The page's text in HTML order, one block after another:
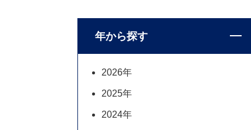
年から探す
2026年
2025年
2024年